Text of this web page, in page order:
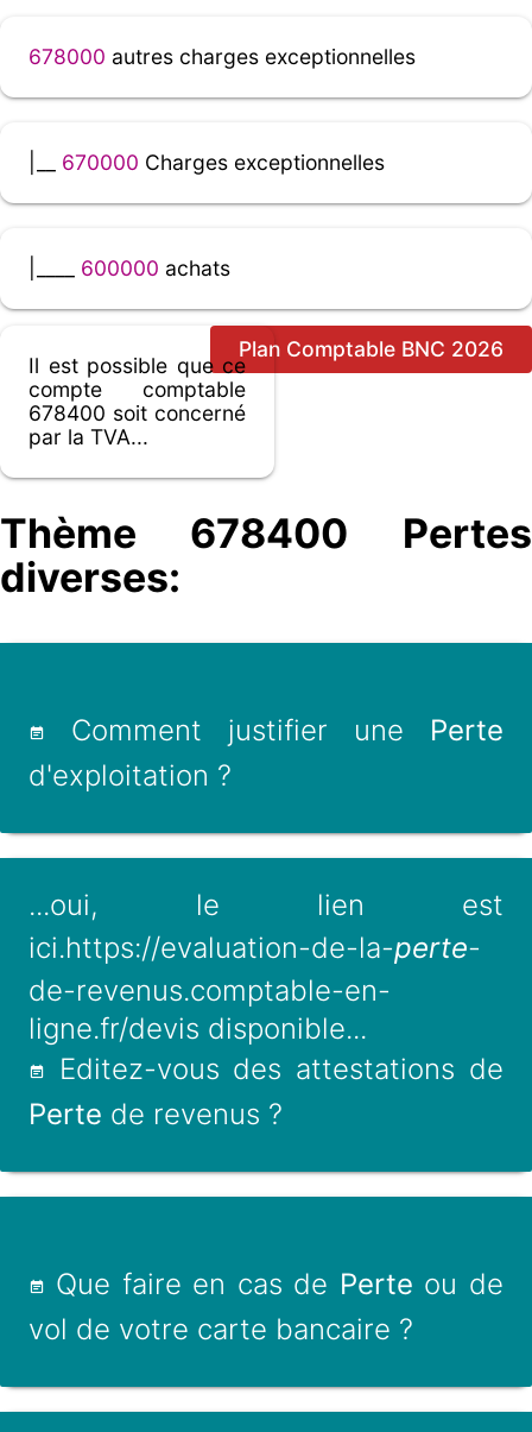
678000 autres charges exceptionnelles
670000 Charges exceptionnelles
600000 achats
Plan Comptable BNC 2026
Il est possible que ce
compte comptable
678400 soit concerné
par la TVA...
Thème 678400 Pertes
diverses:
Comment justifier une Perte
d'exploitation ?
...oui, le lien est
ici.https://evaluation-de-la-perte-
de-revenus.comptable-en-
ligne.fr/devis disponible...
Editez-vous des attestations de
Perte de revenus ?
Que faire en cas de Perte ou de
vol de votre carte bancaire ?